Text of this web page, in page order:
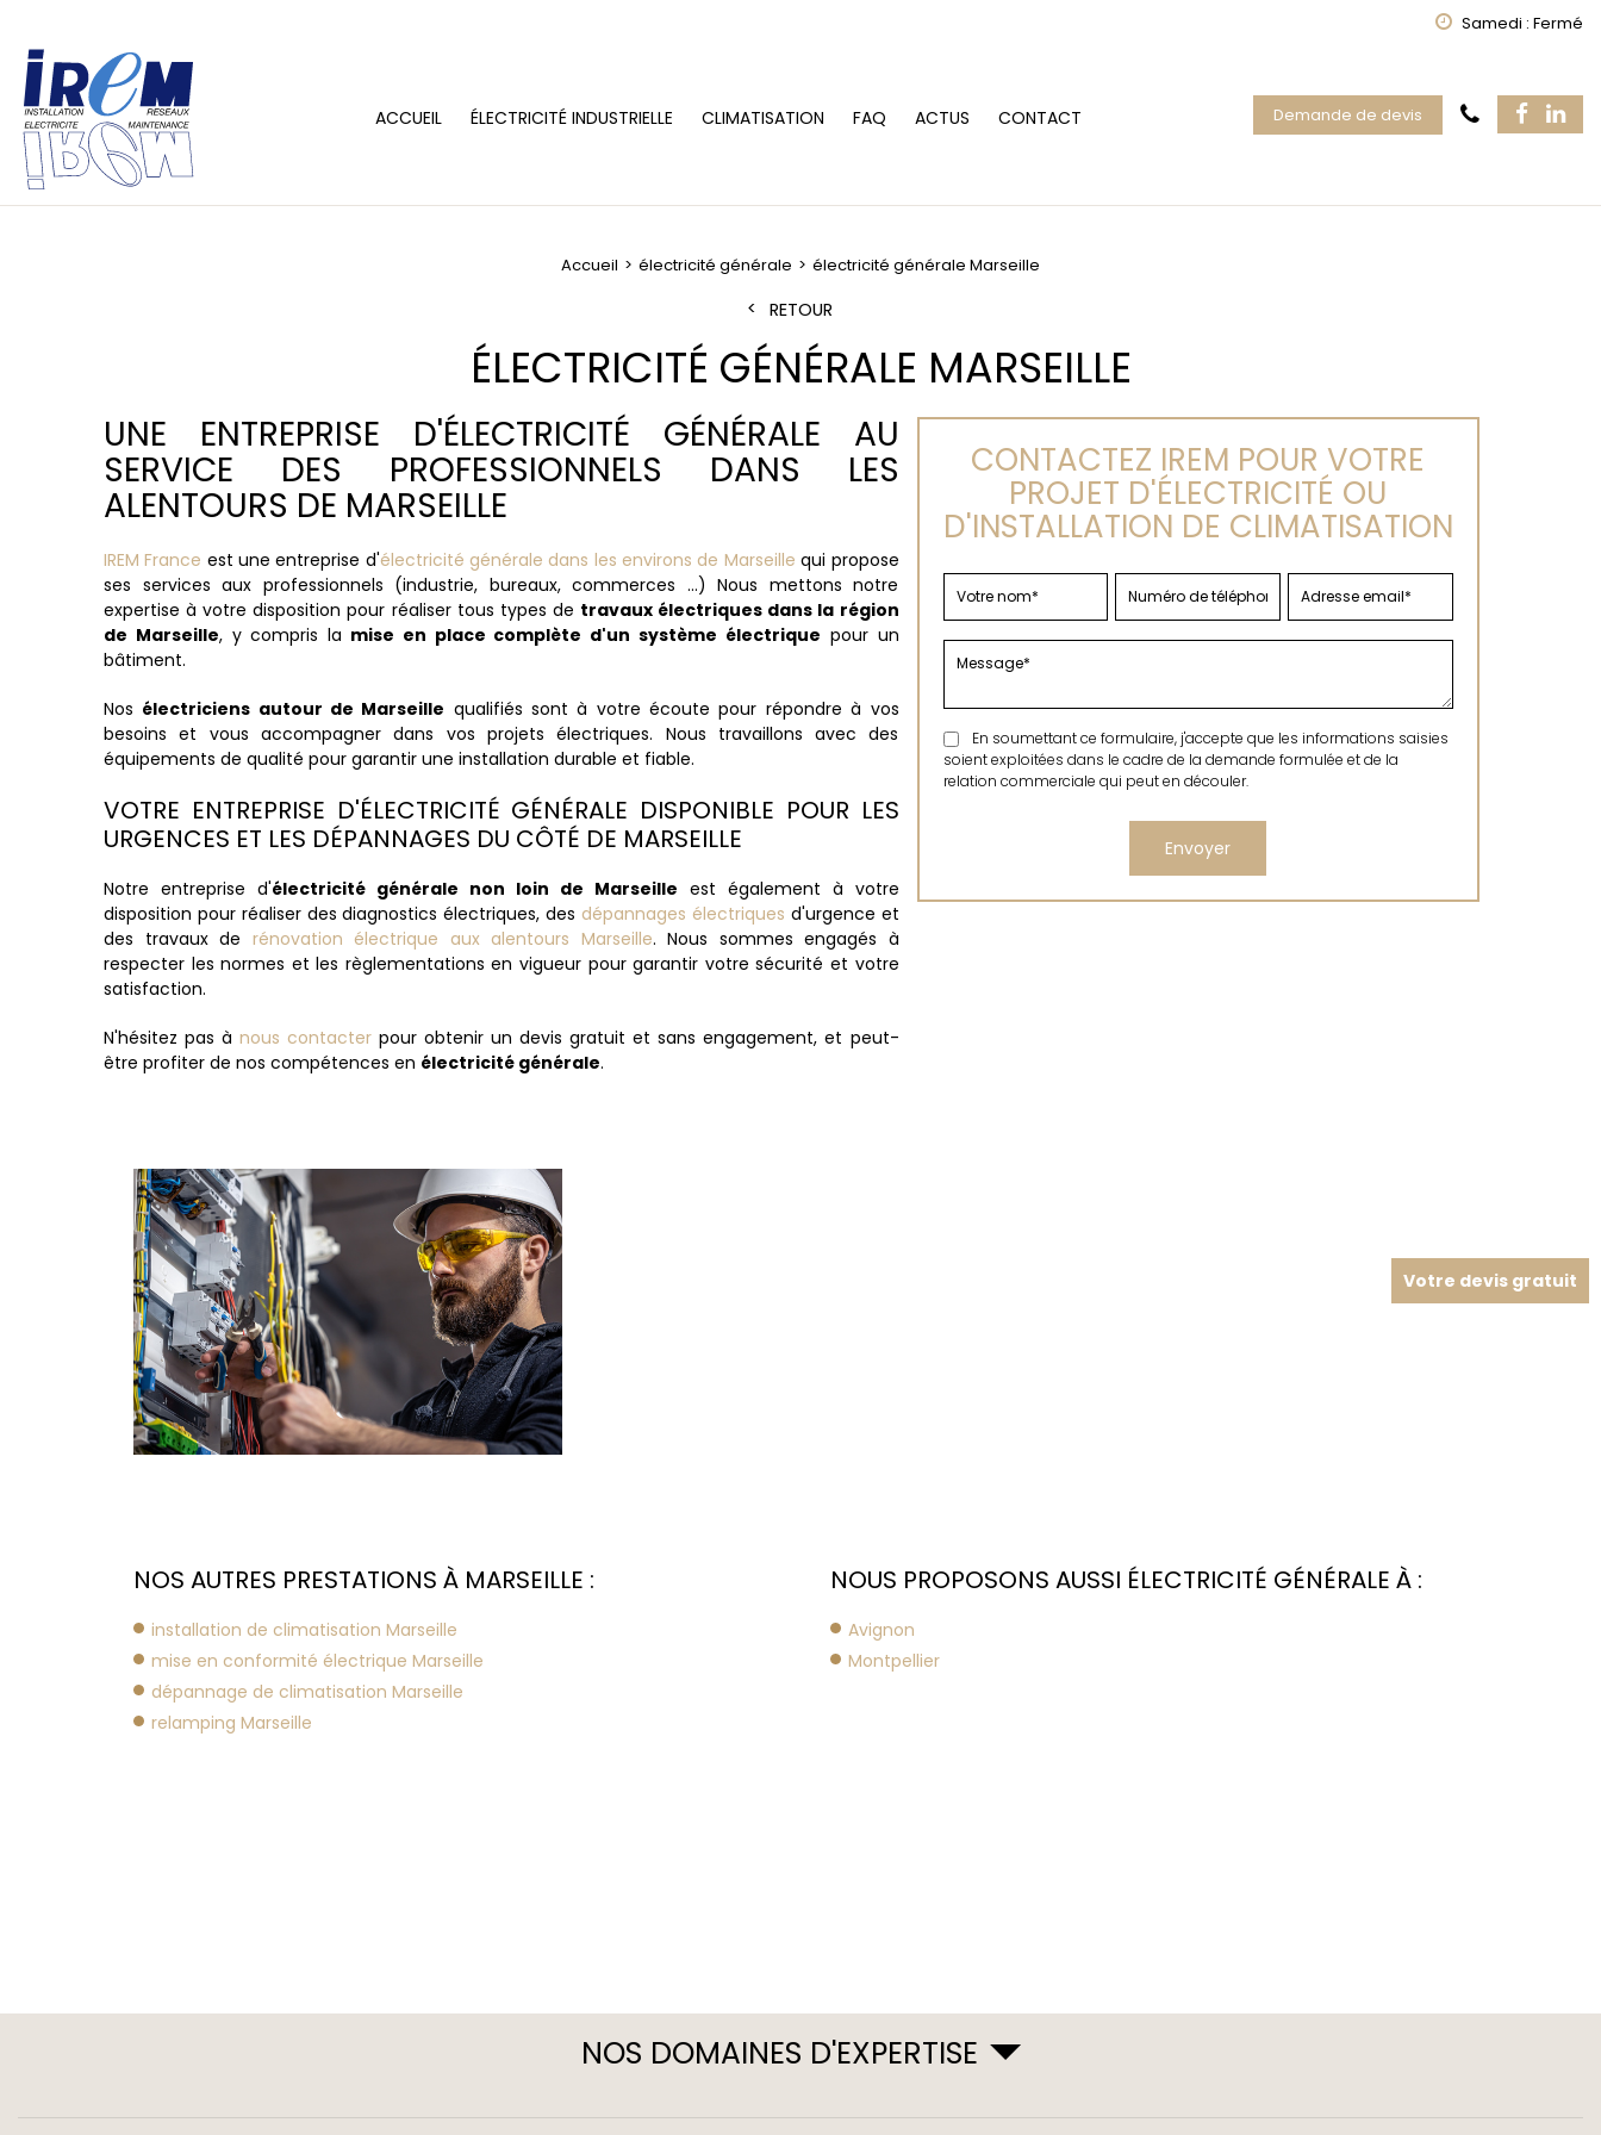
Samedi : Fermé
ACCUEIL ÉLECTRICITÉ INDUSTRIELLE CLIMATISATION FAQ ACTUS CONTACT Demande de devis
Accueil électricité générale électricité générale Marseille
RETOUR
ÉLECTRICITÉ GÉNÉRALE MARSEILLE
UNE ENTREPRISE D'ÉLECTRICITÉ GÉNÉRALE AU
SERVICE DES PROFESSIONNELS DANS LES
ALENTOURS DE MARSEILLE
IREM France est une entreprise d'électricité générale dans les environs de Marseille qui propose
ses services aux professionnels (industrie, bureaux, commerces ...) Nous mettons notre
expertise à votre disposition pour réaliser tous types de travaux électriques dans la région
de Marseille, y compris la mise en place complète d'un système électrique pour un
bâtiment.
Nos électriciens autour de Marseille qualifiés sont à votre écoute pour répondre à vos
besoins et vous accompagner dans vos projets électriques. Nous travaillons avec des
équipements de qualité pour garantir une installation durable et fiable.
VOTRE ENTREPRISE D'ÉLECTRICITÉ GÉNÉRALE DISPONIBLE POUR LES
URGENCES ET LES DÉPANNAGES DU CÔTÉ DE MARSEILLE
Notre entreprise d'électricité générale non loin de Marseille est également à votre
disposition pour réaliser des diagnostics électriques, des dépannages électriques d'urgence et
des travaux de rénovation électrique aux alentours Marseille. Nous sommes engagés à
respecter les normes et les règlementations en vigueur pour garantir votre sécurité et votre
satisfaction.
N'hésitez pas ànous contacter pour obtenir un devis gratuit et sans engagement, et peut-
être profiter de nos compétences en électricité générale.
CONTACTEZ IREM POUR VOTRE
PROJET D'ÉLECTRICITÉ OU
D'INSTALLATION DE CLIMATISATION
En soumettant ce formulaire, j'accepte que les informations saisies
soient exploitées dans le cadre de la demande formulée et de la
relation commerciale qui peut en découler.
NOS AUTRES PRESTATIONS À MARSEILLE :
installation de climatisation Marseille
mise en conformité électrique Marseille
dépannage de climatisation Marseille
relamping Marseille
NOUS PROPOSONS AUSSI ÉLECTRICITÉ GÉNÉRALE À :
Avignon
Montpellier
Votre devis gratuit
NOS DOMAINES D'EXPERTISE